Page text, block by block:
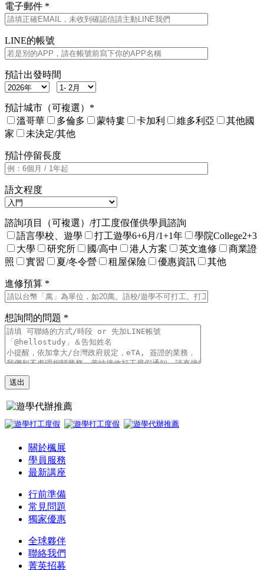
電子郵件 *
LINE的帳號
預計出發時間
預計城市（可複選）*
溫哥華
多倫多 蒙特婁 卡加利 維多利亞
其他國
家
未決定/其他
預計停留長度
語文程度
諮詢項目（可複選）/打工度假僅供學員諮詢
語言學校、遊學
打工遊學6+6月/1+1年
學院College2+3
大學
研究所 國/高中 港人方案 英文進修
商業證
照
實習 夏/冬令營 租屋保險 優惠資訊 其他
進修預算 *
想詢問的問題 *
關於楓展
學員服務
最新講座
行前準備
常見問題
獨家優惠
全球夥伴
聯絡我們
菁英招募